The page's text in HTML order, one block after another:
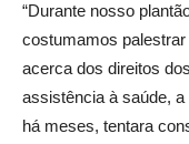
“Durante nosso
costumamos
acerca dos direitos
assistência à saúde,
há meses, tentara